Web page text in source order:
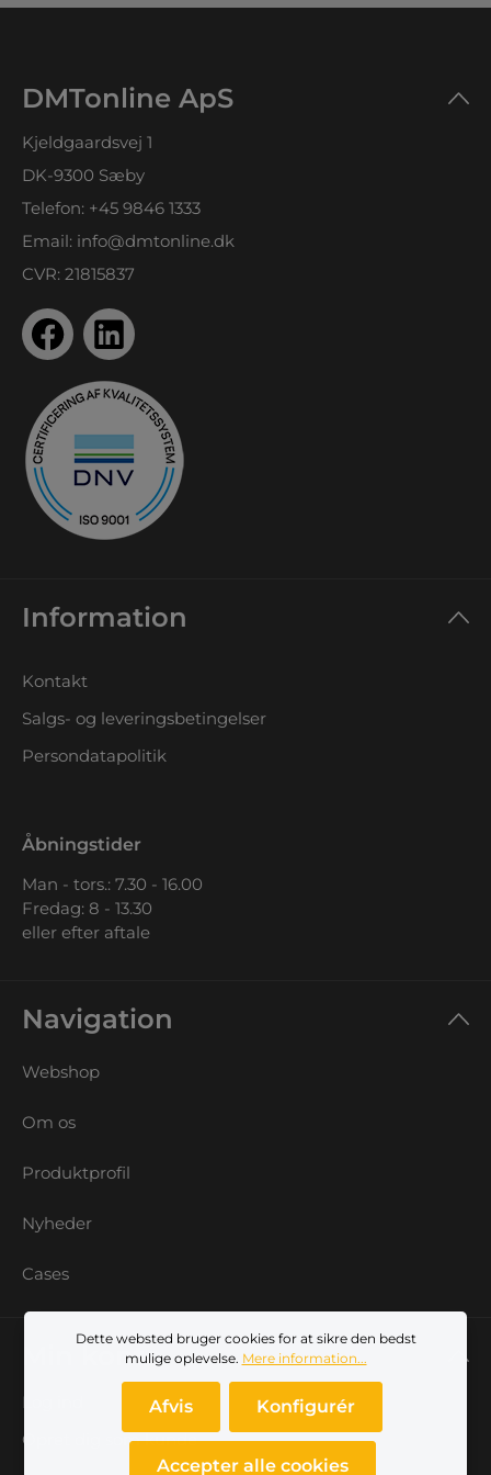
DMTonline ApS
Kjeldgaardsvej 1
DK-9300 Sæby
Telefon: +45 9846 1333
Email: info@dmtonline.dk
CVR: 21815837
Information
Kontakt
Salgs- og leveringsbetingelser
Persondatapolitik
Åbningstider
Man - tors.: 7.30 - 16.00
Fredag: 8 - 13.30
eller efter aftale
Navigation
Webshop
Om os
Produktprofil
Nyheder
Cases
Min konto
Log ind
Opret dig som kunde
Dette websted bruger cookies for at sikre den bedst
mulige oplevelse. Mere information...
Afvis Konfigurér
Accepter alle cookies